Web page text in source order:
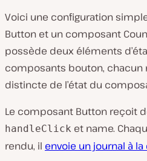
Voici une configuration
Button et un composant
possède deux éléments
composants bouton, chacun
distincte de l’état du
Le composant Button reçoit
handleClick et name.
rendu, il envoie un journal à